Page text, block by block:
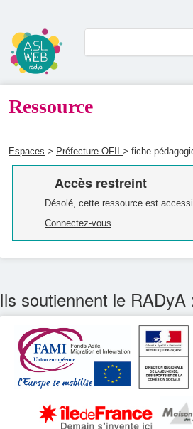
Ressource
Espaces > Préfecture OFII > fiche
Accès restreint
Désolé, cette ressource est
Connectez-vous
Ils soutiennent le RADyA